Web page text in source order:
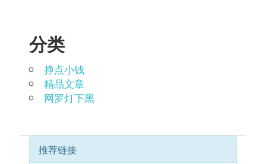
分类
挣点小钱
精品文章
网罗灯下黑
推荐链接